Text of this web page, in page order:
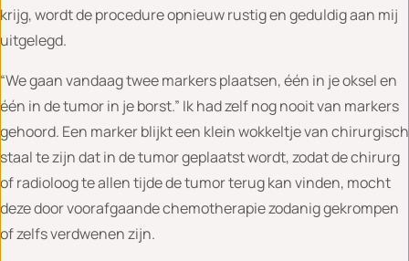
krijg, wordt de procedure opnieuw rustig en geduldig aan mij
uitgelegd.
“We gaan vandaag twee markers plaatsen, één in je oksel en
één in de tumor in je borst.” Ik had zelf nog nooit van markers
gehoord. Een marker blijkt een klein wokkeltje van chirurgisch
staal te zijn dat in de tumor geplaatst wordt, zodat de chirurg
of radioloog te allen tijde de tumor terug kan vinden, mocht
deze door voorafgaande chemotherapie zodanig gekrompen
of zelfs verdwenen zijn.